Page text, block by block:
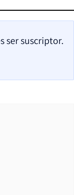
ser suscriptor.